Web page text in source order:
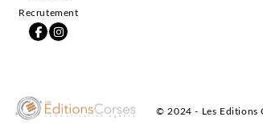
Recrutement
© 2024 - Les Editions